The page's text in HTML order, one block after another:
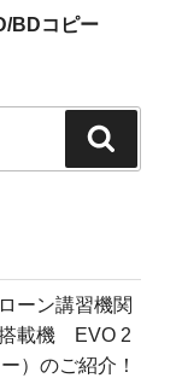
BDコピー
索
ーン講習機関
載機 EVO 2
）のご紹介！